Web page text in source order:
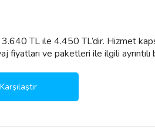
TL ile 4.450 TL’dir. Hizmet
ve paketleri ile ilgili ayrıntılı